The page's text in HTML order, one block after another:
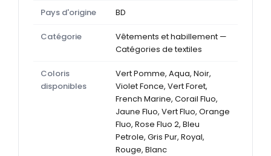
Pays d'origine BD
Catégorie
Vêtements et habillement —
Catégories de textiles
Coloris
disponibles
Vert Pomme, Aqua, Noir,
Violet Fonce, Vert Foret,
French Marine, Corail Fluo,
Jaune Fluo, Vert Fluo, Orange
Fluo, Rose Fluo 2, Bleu
Petrole, Gris Pur, Royal,
Rouge, Blanc